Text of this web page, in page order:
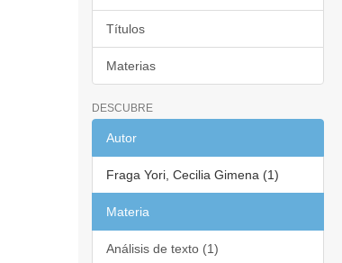
Títulos
Materias
DESCUBRE
Autor
Fraga Yori, Cecilia Gimena (1)
Materia
Análisis de texto (1)